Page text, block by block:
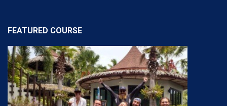
FEATURED COURSE